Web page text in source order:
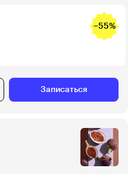
−55%
Записаться